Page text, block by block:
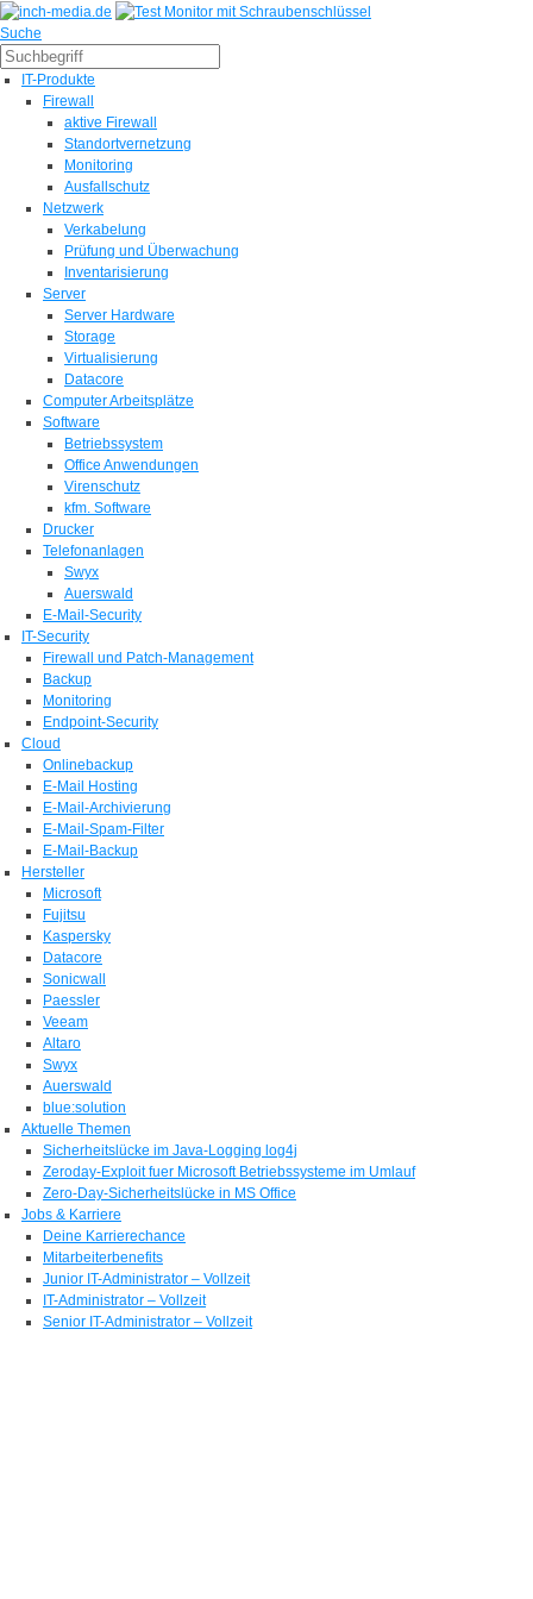
Suche
IT-Produkte
Firewall
aktive Firewall
Standortvernetzung
Monitoring
Ausfallschutz
Netzwerk
Verkabelung
Prüfung und Überwachung
Inventarisierung
Server
Server Hardware
Storage
Virtualisierung
Datacore
Computer Arbeitsplätze
Software
Betriebssystem
Office Anwendungen
Virenschutz
kfm. Software
Drucker
Telefonanlagen
Swyx
Auerswald
E-Mail-Security
IT-Security
Firewall und Patch-Management
Backup
Monitoring
Endpoint-Security
Cloud
Onlinebackup
E-Mail Hosting
E-Mail-Archivierung
E-Mail-Spam-Filter
E-Mail-Backup
Hersteller
Microsoft
Fujitsu
Kaspersky
Datacore
Sonicwall
Paessler
Veeam
Altaro
Swyx
Auerswald
blue:solution
Aktuelle Themen
Sicherheitslücke im Java-Logging log4j
Zeroday-Exploit fuer Microsoft Betriebssysteme im Umlauf
Zero-Day-Sicherheitslücke in MS Office
Jobs & Karriere
Deine Karrierechance
Mitarbeiterbenefits
Junior IT-Administrator – Vollzeit
IT-Administrator – Vollzeit
Senior IT-Administrator – Vollzeit